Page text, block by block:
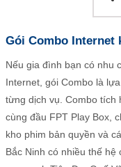
Gói Combo Internet
Nếu gia đình bạn có nhu
Internet, gói Combo là
từng dịch vụ. Combo tích
cùng đầu FPT Play Box,
kho phim bản quyền và
Bắc Ninh có nhiều thế hệ